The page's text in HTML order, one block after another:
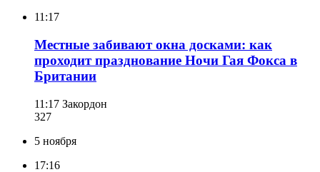
11:17
Местные забивают окна досками: как
проходит празднование Ночи Гая Фокса в
Британии
11:17 Закордон
327
5 ноября
17:16